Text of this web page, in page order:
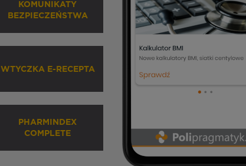
KOMUNIKATY
BEZPIECZEŃSTWA
WTYCZKA E-RECEPTA
PHARMINDEX
COMPLETE